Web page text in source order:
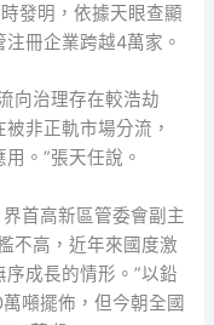
發明，依據天眼查顯
冊企業跨越4萬家。
向治理存在較浩劫
非正軌市場分流，
。”張天任說。
首高新區管委會副主
不高，近年來國度激
成長的情形。”以鉛
噸擺佈，但今朝全國